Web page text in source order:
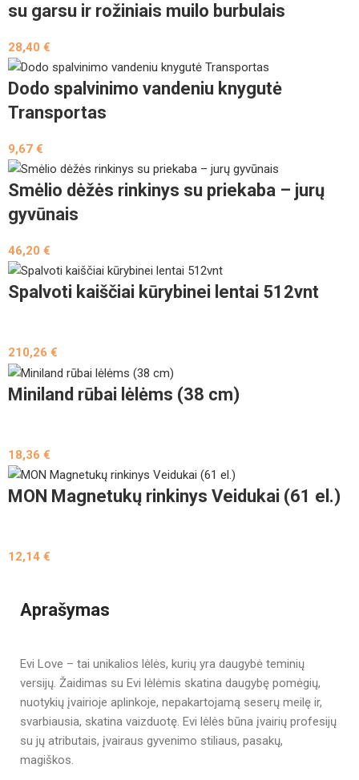
su garsu ir rožiniais muilo burbulais
28,40€
Dodo spalvinimo vandeniu knygutė
Transportas
9,67€
Smėlio dėžės rinkinys su priekaba – jurų
gyvūnais
46,20€
Spalvoti kaiščiai kūrybinei lentai 512vnt
210,26€
Miniland rūbai lėlėms (38 cm)
18,36€
MON Magnetukų rinkinys Veidukai (61 el.)
12,14€
Aprašymas
Evi Love – tai unikalios lėlės, kurių yra daugybė teminių
versijų. Žaidimas su Evi lėlėmis skatina daugybę pomėgių,
nuotykių įvairioje aplinkoje, nepakartojamą seserų meilę ir,
svarbiausia, skatina vaizduotę. Evi lėlės būna įvairių profesijų
su jų atributais, įvairaus gyvenimo stiliaus, pasakų,
magiškos.